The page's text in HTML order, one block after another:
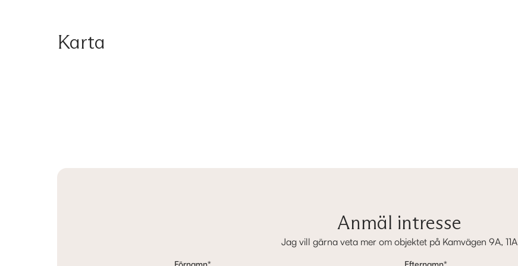
Karta
Anmäl intresse
Jag vill gärna veta mer om objektet på Kamvägen 9A, 11A